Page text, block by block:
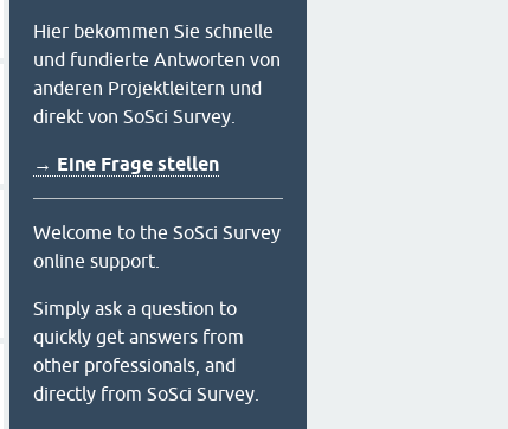
Hier bekommen Sie schnelle
und fundierte Antworten von
anderen Projektleitern und
direkt von SoSci Survey.
→ Eine Frage stellen
Welcome to the SoSci Survey
online support.
Simply ask a question to
quickly get answers from
other professionals, and
directly from SoSci Survey.